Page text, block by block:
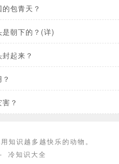
包青天？
朝下的？(详)
起来？
？
知识越多越快乐的动物。
- 冷知识大全